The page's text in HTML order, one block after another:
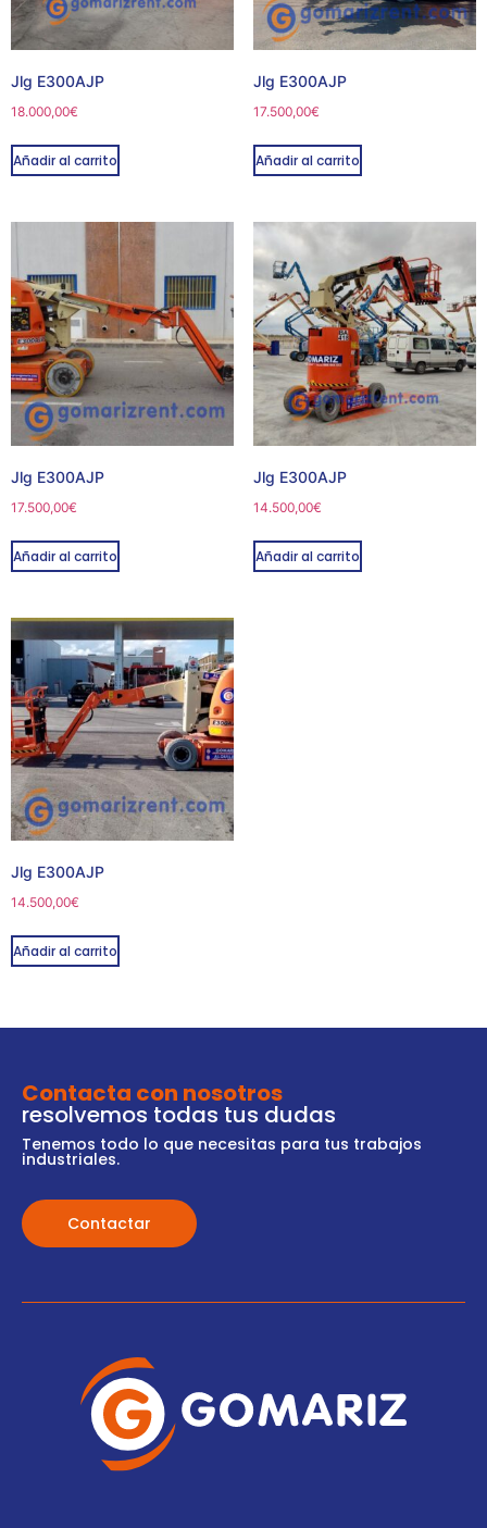
Jlg E300AJP
18.000,00€
Añadir al carrito
Jlg E300AJP
17.500,00€
Añadir al carrito
Jlg E300AJP
17.500,00€
Añadir al carrito
Jlg E300AJP
14.500,00€
Añadir al carrito
Jlg E300AJP
14.500,00€
Añadir al carrito
Contacta con nosotros
resolvemos todas tus dudas
Tenemos todo lo que necesitas para tus trabajos
industriales.
Contactar